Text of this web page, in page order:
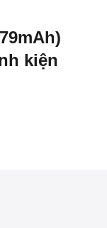
kiện